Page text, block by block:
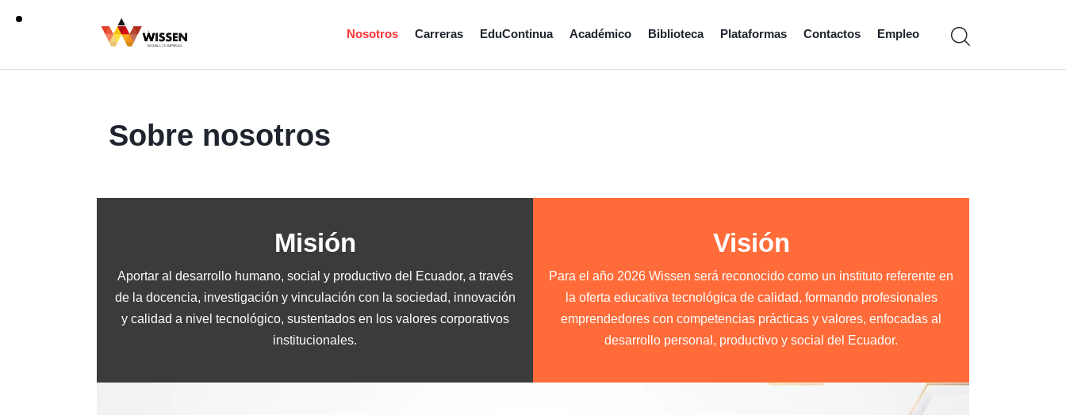
Nosotros Carreras EduContinua Académico Biblioteca Plataformas Contactos Empleo
Sobre nosotros
Misión
Aportar al desarrollo humano, social y productivo del Ecuador, a través
de la docencia, investigación y vinculación con la sociedad, innovación
y calidad a nivel tecnológico, sustentados en los valores corporativos
institucionales.
Visión
Para el año 2026 Wissen será reconocido como un instituto referente en
la oferta educativa tecnológica de calidad, formando profesionales
emprendedores con competencias prácticas y valores, enfocadas al
desarrollo personal, productivo y social del Ecuador.